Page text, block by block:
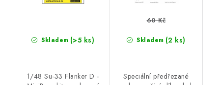
Skladem (>5 ks)
1/48 Su-33 Flanker D -
Skladem (2 ks)
60 Kč
Speciální předřezané